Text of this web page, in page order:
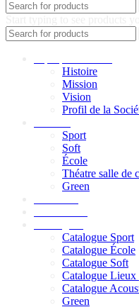
Histoire
Mission
Vision
Profil de la
Sport
Soft
École
Théatre salle de
Green
Catalogue Sport
Catalogue École
Catalogue Soft
Catalogue Lieux
Catalogue
Green